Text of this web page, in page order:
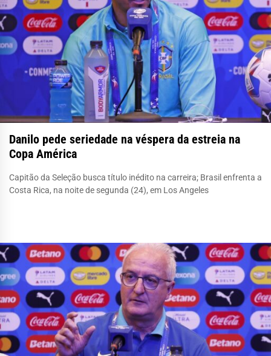
Danilo pede seriedade na véspera da estreia na
Copa América
Capitão da Seleção busca título inédito na carreira; Brasil enfrenta a
Costa Rica, na noite de segunda (24), em Los Angeles